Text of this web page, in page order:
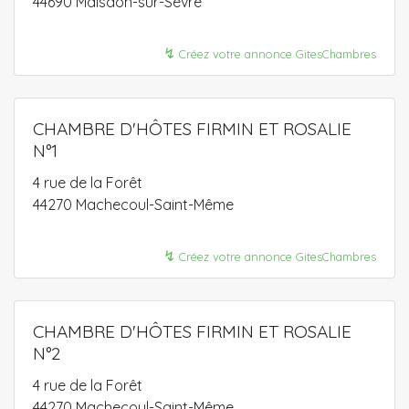
↯ Créez votre annonce GitesChambres
CHAMBRE D'HÔTES FIRMIN ET ROSALIE
N°1
4 rue de la Forêt
44270 Machecoul-Saint-Même
↯ Créez votre annonce GitesChambres
CHAMBRE D'HÔTES FIRMIN ET ROSALIE
N°2
4 rue de la Forêt